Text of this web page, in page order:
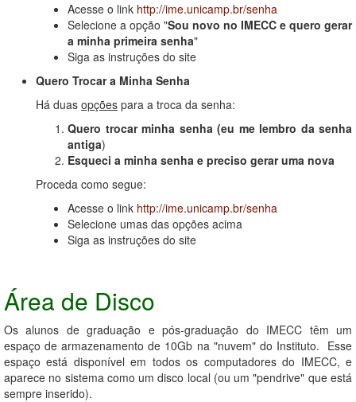
Acesse o link http://ime.unicamp.br/senha
Selecione a opção "Sou novo no IMECC e quero gerar
a minha primeira senha"
Siga as instruções do site
Quero Trocar a Minha Senha
Há duas opções para a troca da senha:
Quero trocar minha senha (eu me lembro da senha
antiga)
Esqueci a minha senha e preciso gerar uma nova
Proceda como segue:
Acesse o link http://ime.unicamp.br/senha
Selecione umas das opções acima
Siga as instruções do site
Área de Disco
Os alunos de graduação e pós-graduação do IMECC têm um
espaço de armazenamento de 10Gb na "nuvem" do Instituto. Esse
espaço está disponível em todos os computadores do IMECC, e
aparece no sistema como um disco local (ou um "pendrive" que está
sempre inserido).